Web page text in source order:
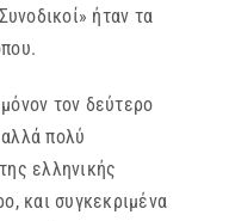
ήταν τα
τον δεύτερο
πολύ
ελληνικής
και συγκεκριμένα